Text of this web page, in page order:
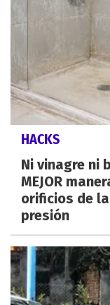
HACKS
Ni vinagre ni
MEJOR
orificios de la
presión